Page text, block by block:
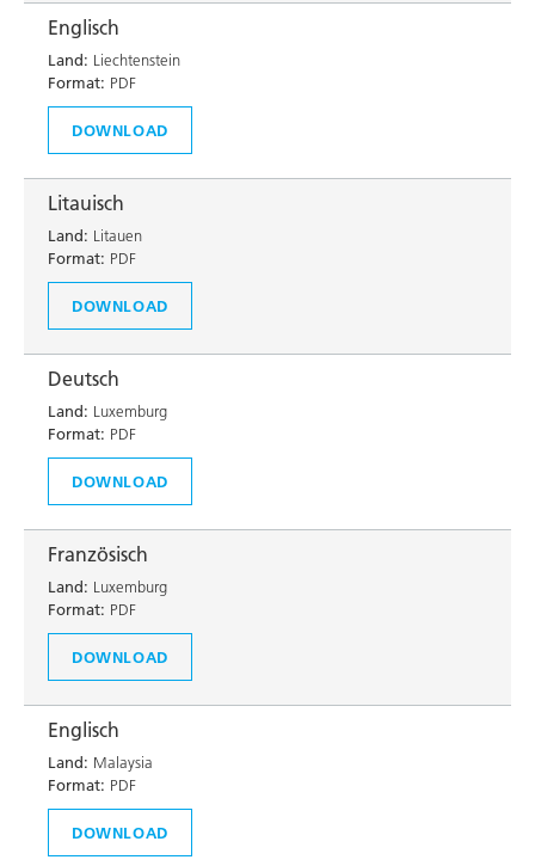
Englisch
Land: Liechtenstein
Format: PDF
DOWNLOAD
Litauisch
Land: Litauen
Format: PDF
DOWNLOAD
Deutsch
Land: Luxemburg
Format: PDF
DOWNLOAD
Französisch
Land: Luxemburg
Format: PDF
DOWNLOAD
Englisch
Land: Malaysia
Format: PDF
DOWNLOAD